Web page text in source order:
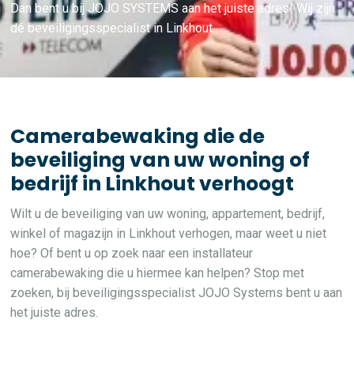
Dan bent u bij JOJO SYSTEMS aan het juiste adres! Wij zijn
dé beveiligingsspecialist in Linkhout.
Camerabewaking die de
beveiliging van uw woning of
bedrijf in Linkhout verhoogt
Wilt u de beveiliging van uw woning, appartement, bedrijf,
winkel of magazijn in Linkhout verhogen, maar weet u niet
hoe? Of bent u op zoek naar een installateur
camerabewaking die u hiermee kan helpen? Stop met
zoeken, bij beveiligingsspecialist JOJO Systems bent u aan
het juiste adres.